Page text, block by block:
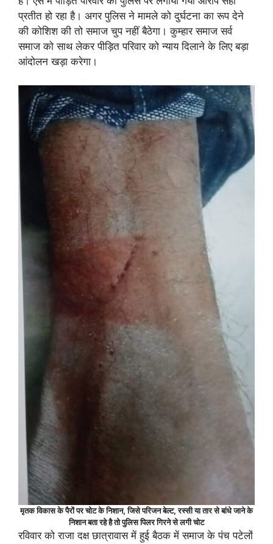
प्रतीत हो रहा है। अगर पुलिस ने मामले को दुर्घटना का रूप देने
की कोशिश की तो समाज चुप नहीं बैठेगा। कुम्हार समाज सर्व
समाज को साथ लेकर पीड़ित परिवार को न्याय दिलाने के लिए बड़ा
आंदोलन खड़ा करेगा।
मृतक विकास के पैरों पर चोट के निशान, जिसे परिजन बेल्ट, रस्सी या तार से बांधे जाने के
निशान बता रहे है तो पुलिस पिलर गिरने से लगी चोट
रविवार को राजा दक्ष छात्रावास में हुई बैठक में समाज के पंच पटेलों